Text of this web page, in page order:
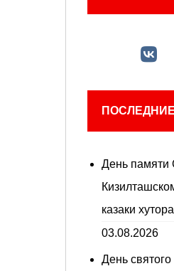
День памяти
казаки
03.08.2026
День